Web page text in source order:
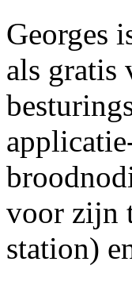
Georges
als gratis
voor zijn
station)